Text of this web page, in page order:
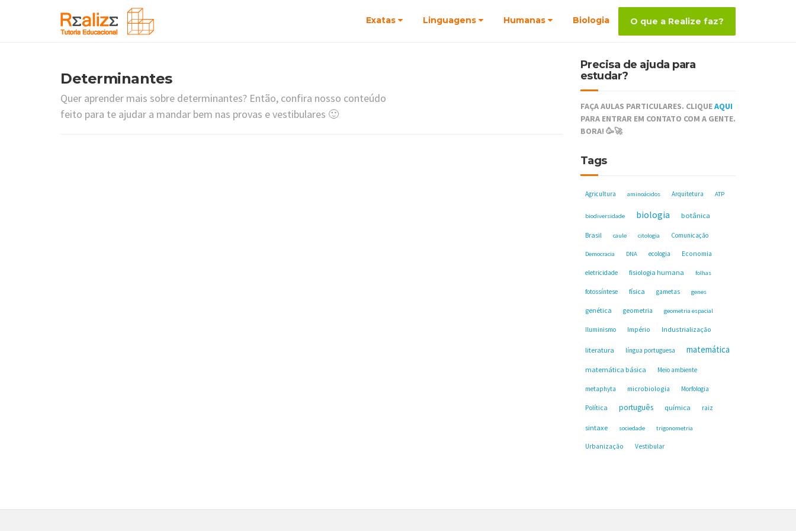
Exatas Linguagens Humanas Biologia O que a Realize faz?
Determinantes
Quer aprender mais sobre determinantes? Então, confira nosso conteúdo
feito para te ajudar a mandar bem nas provas e vestibulares 🙂
Precisa de ajuda para
estudar?
FAÇA AULAS PARTICULARES. CLIQUEAQUI
PARA ENTRAR EM CONTATO COM A GENTE.
BORA! 🥳🚀
Tags
Agricultura aminoácidos Arquitetura ATP
biodiversidade biologia botânica
Brasil caule citologia Comunicação
Democracia DNA ecologia Economia
eletricidade fisiologia humana folhas
fotossíntese física gametas genes
genética geometria geometria espacial
Iluminismo Império Industrialização
literatura língua portuguesa matemática
matemática básica Meio ambiente
metaphyta microbiologia Morfologia
Política português química raiz
sintaxe sociedade trigonometria
Urbanização Vestibular